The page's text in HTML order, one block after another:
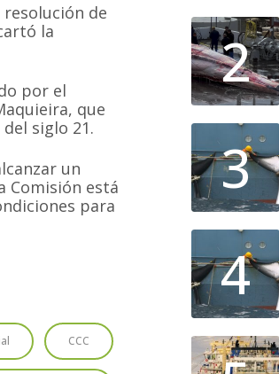
de
la
por el
que
siglo 21.
un
Comisión está
para
CCC
2
3
4
MAPA DEL SITIO
Quiénes somos
Noticias
Documentos
de
los derechos reservados.